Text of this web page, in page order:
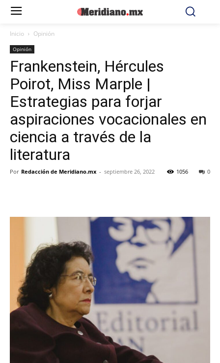
Inicio Opinión
Opinión
Frankenstein, Hércules
Poirot, Miss Marple |
Estrategias para forjar
aspiraciones vocacionales en
ciencia a través de la
literatura
Por Redacción de Meridiano.mx - septiembre 26, 2022 0
1056